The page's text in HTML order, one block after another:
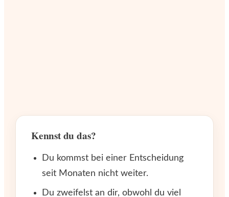
Kennst du das?
Du kommst bei einer Entscheidung
seit Monaten nicht weiter.
Du zweifelst an dir, obwohl du viel